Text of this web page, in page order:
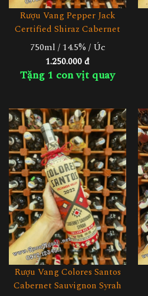
Rượu Vang Pepper Jack
Certified Shiraz Cabernet
750ml / 14.5% / Úc
1.250.000 đ
Tặng 1 con vịt quay
Rượu Vang Colores Santos
Cabernet Sauvignon Syrah